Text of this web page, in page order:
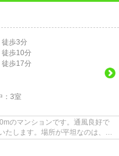
徒歩3分
徒歩10分
徒歩17分
3室
のマンションです。通風良好で
たします。場所が平坦なのは、ラ